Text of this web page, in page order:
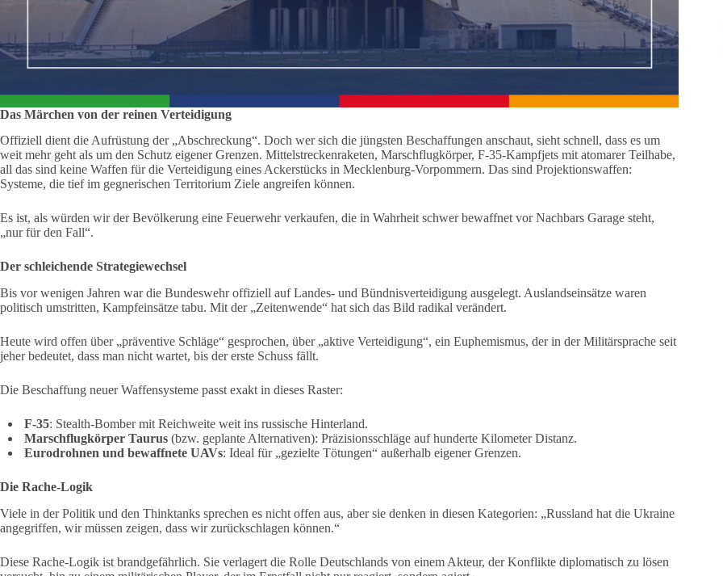
Das Märchen von der reinen Verteidigung
Offiziell dient die Aufrüstung der „Abschreckung“. Doch wer sich die jüngsten Beschaffungen anschaut, sieht schnell, dass es um
weit mehr geht als um den Schutz eigener Grenzen. Mittelstreckenraketen, Marschflugkörper, F-35-Kampfjets mit atomarer Teilhabe,
all das sind keine Waffen für die Verteidigung eines Ackerstücks in Mecklenburg-Vorpommern. Das sind Projektionswaffen:
Systeme, die tief im gegnerischen Territorium Ziele angreifen können.
Es ist, als würden wir der Bevölkerung eine Feuerwehr verkaufen, die in Wahrheit schwer bewaffnet vor Nachbars Garage steht,
„nur für den Fall“.
Der schleichende Strategiewechsel
Bis vor wenigen Jahren war die Bundeswehr offiziell auf Landes- und Bündnisverteidigung ausgelegt. Auslandseinsätze waren
politisch umstritten, Kampfeinsätze tabu. Mit der „Zeitenwende“ hat sich das Bild radikal verändert.
Heute wird offen über „präventive Schläge“ gesprochen, über „aktive Verteidigung“, ein Euphemismus, der in der Militärsprache seit
jeher bedeutet, dass man nicht wartet, bis der erste Schuss fällt.
Die Beschaffung neuer Waffensysteme passt exakt in dieses Raster:
F-35: Stealth-Bomber mit Reichweite weit ins russische Hinterland.
Marschflugkörper Taurus (bzw. geplante Alternativen): Präzisionsschläge auf hunderte Kilometer Distanz.
Eurodrohnen und bewaffnete UAVs: Ideal für „gezielte Tötungen“ außerhalb eigener Grenzen.
Die Rache-Logik
Viele in der Politik und den Thinktanks sprechen es nicht offen aus, aber sie denken in diesen Kategorien: „Russland hat die Ukraine
angegriffen, wir müssen zeigen, dass wir zurückschlagen können.“
Diese Rache-Logik ist brandgefährlich. Sie verlagert die Rolle Deutschlands von einem Akteur, der Konflikte diplomatisch zu lösen